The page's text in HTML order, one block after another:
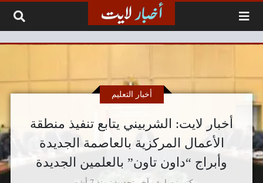
أخبار لايت: الشربيني يتابع تنفيذ منطقة
الأعمال المركزية بالعاصمة الجديدة
وأبراج “داون تاون” بالعلمين الجديدة
أخبار التعليم